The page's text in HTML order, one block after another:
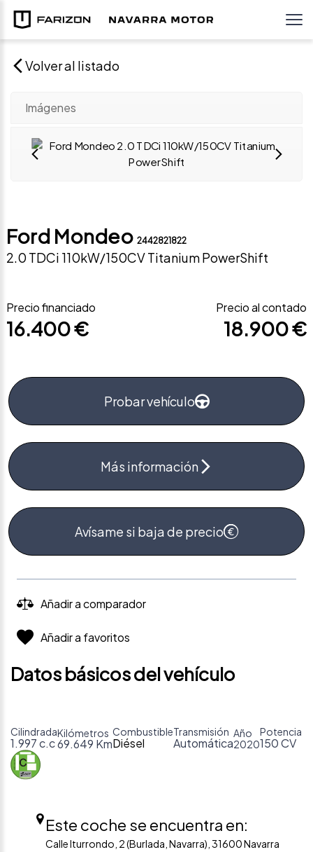
Volver al listado
Imágenes
Ford Mondeo 2442821822
2.0 TDCi 110kW/150CV Titanium PowerShift
Precio financiado
16.400 €
Precio al contado
18.900 €
Probar vehículo
Más información
Avísame si baja de precio
Añadir a comparador
Añadir a favoritos
Datos básicos del vehículo
Cilindrada
1.997 c.c
Kilómetros
69.649 Km
Combustible
Diésel
Transmisión
Automática
Año
2020
Potencia
150 CV
Este coche se encuentra en:
Calle Iturrondo, 2 (Burlada, Navarra), 31600 Navarra